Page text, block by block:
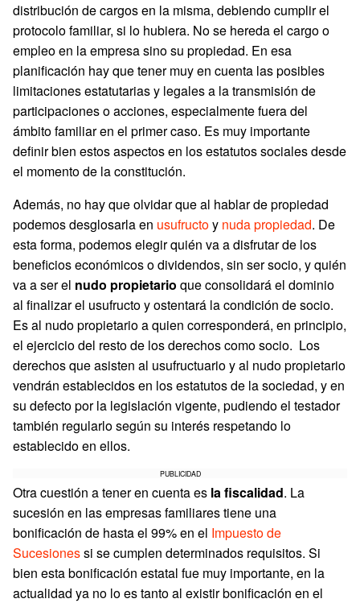
distribución de cargos en la misma, debiendo cumplir el
protocolo familiar, si lo hubiera. No se hereda el cargo o
empleo en la empresa sino su propiedad. En esa
planificación hay que tener muy en cuenta las posibles
limitaciones estatutarias y legales a la transmisión de
participaciones o acciones, especialmente fuera del
ámbito familiar en el primer caso. Es muy importante
definir bien estos aspectos en los estatutos sociales desde
el momento de la constitución.
Además, no hay que olvidar que al hablar de propiedad
podemos desglosarla en usufructoy nuda propiedad. De
esta forma, podemos elegir quién va a disfrutar de los
beneficios económicos o dividendos, sin ser socio, y quién
va a ser el nudo propietario que consolidará el dominio
al finalizar el usufructo y ostentará la condición de socio.
Es al nudo propietario a quien corresponderá, en principio,
el ejercicio del resto de los derechos como socio. Los
derechos que asisten al usufructuario y al nudo propietario
vendrán establecidos en los estatutos de la sociedad, y en
su defecto por la legislación vigente, pudiendo el testador
también regularlo según su interés respetando lo
establecido en ellos.
PUBLICIDAD
Otra cuestión a tener en cuenta es la fiscalidad. La
sucesión en las empresas familiares tiene una
bonificación de hasta el 99% en el Impuesto de
Sucesionessi se cumplen determinados requisitos. Si
bien esta bonificación estatal fue muy importante, en la
actualidad ya no lo es tanto al existir bonificación en el